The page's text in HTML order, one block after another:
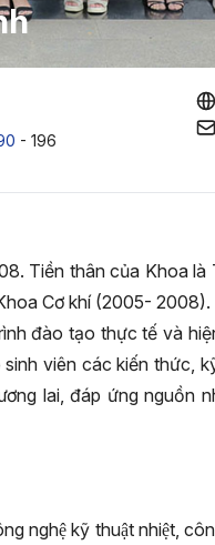
- 196
Tiền thân của Khoa là
Cơ khí (2005- 2008).
đào tạo thực tế và
viên các kiến thức,
lai, đáp ứng nguồn
nghệ kỹ thuật nhiệt,